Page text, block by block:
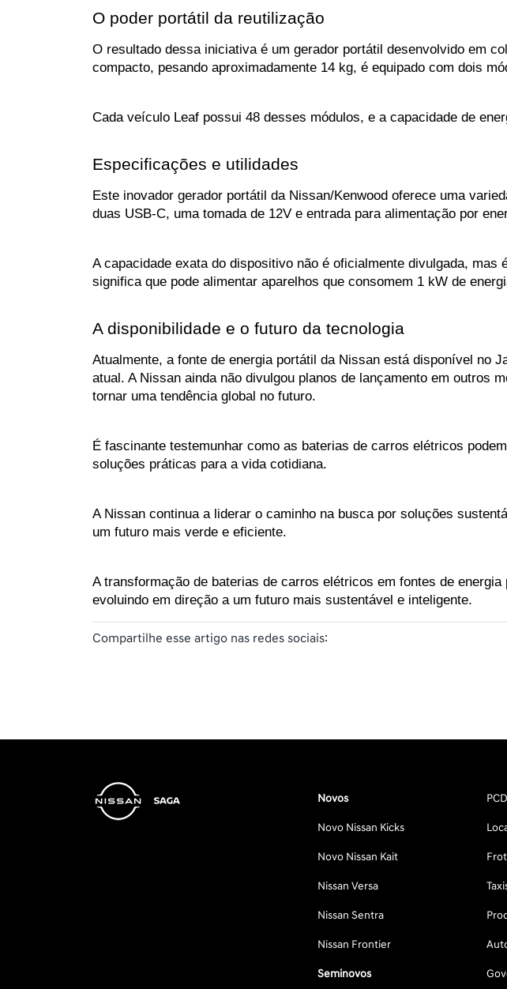
O poder portátil da reutilização
O resultado dessa iniciativa é um gerador portátil desenvolvido em
compacto, pesando aproximadamente 14 kg, é equipado com dois
Cada veículo Leaf possui 48 desses módulos, e a capacidade de
Especificações e utilidades
Este inovador gerador portátil da Nissan/Kenwood oferece uma
duas USB-C, uma tomada de 12V e entrada para alimentação por
A capacidade exata do dispositivo não é oficialmente divulgada,
significa que pode alimentar aparelhos que consomem 1 kW de
A disponibilidade e o futuro da tecnologia
Atualmente, a fonte de energia portátil da Nissan está disponível no
atual. A Nissan ainda não divulgou planos de lançamento em outros
tornar uma tendência global no futuro.
É fascinante testemunhar como as baterias de carros elétricos
soluções práticas para a vida cotidiana.
A Nissan continua a liderar o caminho na busca por soluções
um futuro mais verde e eficiente.
A transformação de baterias de carros elétricos em fontes de
evoluindo em direção a um futuro mais sustentável e inteligente.
Compartilhe esse artigo nas redes sociais:
Novos
Novo Nissan Kicks
Novo Nissan Kait
Nissan Versa
Nissan Sentra
Nissan Frontier
Seminovos
PCD